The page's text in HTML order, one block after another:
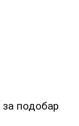
подобар